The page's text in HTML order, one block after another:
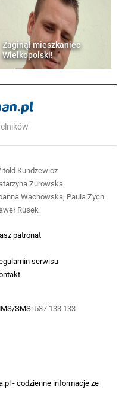
Zaginął mieszkaniec
Wielkopolski!
patronat
serwisu
SMS: 537 133 133
Kundzewicz
Żurowska
Wachowska, Paula Zych
Rusek
- codzienne informacje ze